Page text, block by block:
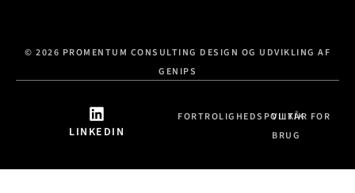
© 2026 PROMENTUM CONSULTING DESIGN OG UDVIKLING AF
GENIPS
LINKEDIN
FORTROLIGHEDSPOLITIK
VILKÅR FOR
BRUG